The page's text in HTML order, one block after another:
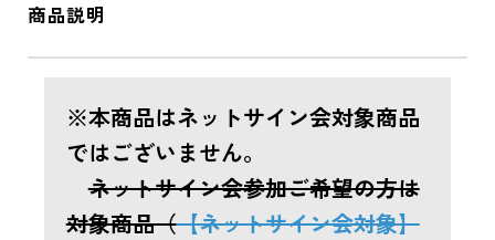
商品説明
※本商品はネットサイン会対象商品
ではございません。
ネットサイン会参加ご希望の方は
対象商品（【ネットサイン会対象】